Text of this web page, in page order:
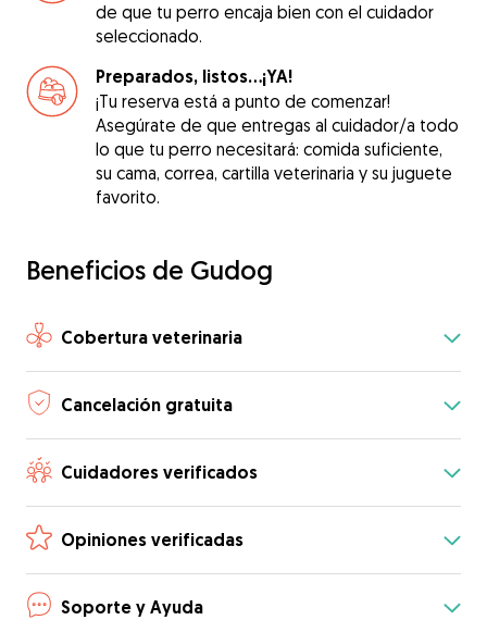
de que tu perro encaja bien con el cuidador
seleccionado.
Preparados, listos...¡YA!
¡Tu reserva está a punto de comenzar!
Asegúrate de que entregas al cuidador/a todo
lo que tu perro necesitará: comida suficiente,
su cama, correa, cartilla veterinaria y su juguete
favorito.
Beneficios de Gudog
Cobertura veterinaria
Cancelación gratuita
Cuidadores verificados
Opiniones verificadas
Soporte y Ayuda